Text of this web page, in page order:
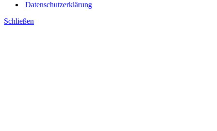
Datenschutzerklärung
Schließen